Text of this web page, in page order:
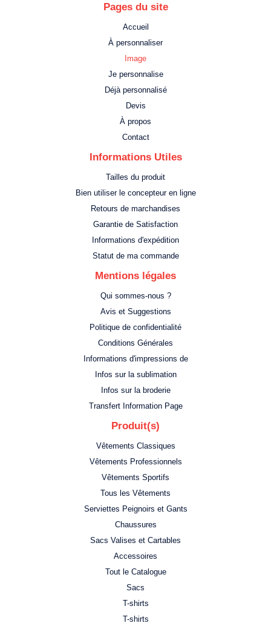
Pages du site
Accueil
À personnaliser
Image
Je personnalise
Déjà personnalisé
Devis
À propos
Contact
Informations Utiles
Tailles du produit
Bien utiliser le concepteur en ligne
Retours de marchandises
Garantie de Satisfaction
Informations d'expédition
Statut de ma commande
Mentions légales
Qui sommes-nous ?
Avis et Suggestions
Politique de confidentialité
Conditions Générales
Informations d'impressions de
Infos sur la sublimation
Infos sur la broderie
Transfert Information Page
Produit(s)
Vêtements Classiques
Vêtements Professionnels
Vêtements Sportifs
Tous les Vêtements
Serviettes Peignoirs et Gants
Chaussures
Sacs Valises et Cartables
Accessoires
Tout le Catalogue
Sacs
T-shirts
T-shirts